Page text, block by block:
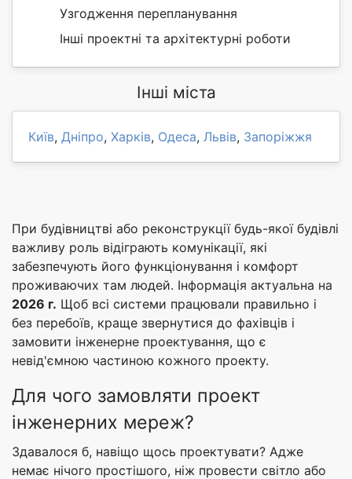
Узгодження перепланування
Інші проектні та архітектурні роботи
Інші міста
Київ, Дніпро, Харків, Одеса, Львів, Запоріжжя
При будівництві або реконструкції будь-якої будівлі
важливу роль відіграють комунікації, які
забезпечують його функціонування і комфорт
проживаючих там людей. Інформація актуальна на
2026 г. Щоб всі системи працювали правильно і
без перебоїв, краще звернутися до фахівців і
замовити інженерне проектування, що є
невід'ємною частиною кожного проекту.
Для чого замовляти проект
інженерних мереж?
Здавалося б, навіщо щось проектувати? Адже
немає нічого простішого, ніж провести світло або